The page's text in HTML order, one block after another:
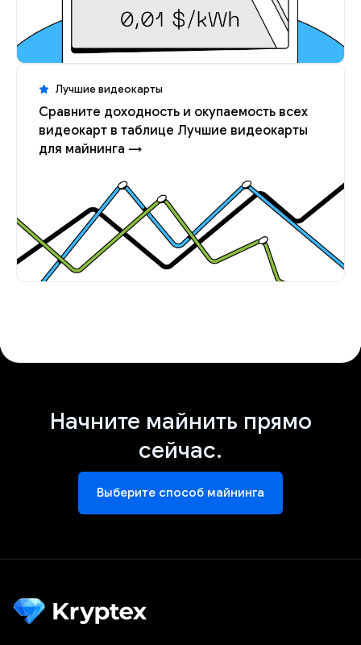
Лучшие видеокарты
Сравните доходность и окупаемость всех
видеокарт в таблице Лучшие видеокарты
для майнинга →
Начните майнить прямо
сейчас.
Выберите способ майнинга